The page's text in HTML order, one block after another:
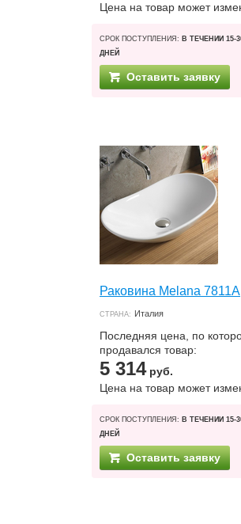
Цена на товар может
СРОК ПОСТУПЛЕНИЯ: В ТЕЧЕНИИ 15-
ДНЕЙ
Оставить заявку
Раковина Melana 7811А
СТРАНА: Италия
Последняя цена, по
продавался товар:
5 314 руб.
Цена на товар может
СРОК ПОСТУПЛЕНИЯ: В ТЕЧЕНИИ 15-
ДНЕЙ
Оставить заявку